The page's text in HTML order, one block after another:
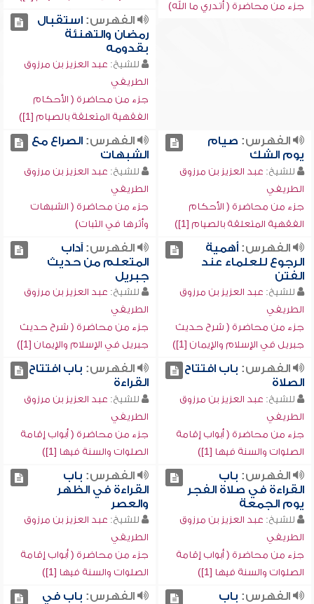
جزء من محاضرة ( أتدري ما الله)
الفهرس:استقبال
رمضان والتهنئة
بقدومه
للشيخ: عبد العزيز بن مرزوق
الطريفي
جزء من محاضرة ( الأحكام
الفقهية المتعلقة بالصيام [1])
الفهرس: صيام
يوم الشك
للشيخ: عبد العزيز بن مرزوق
الطريفي
جزء من محاضرة ( الأحكام
الفقهية المتعلقة بالصيام [1])
الفهرس:الصراع مع
الشبهات
للشيخ: عبد العزيز بن مرزوق
الطريفي
جزء من محاضرة ( الشبهات
وأثرها في الثبات)
الفهرس:أهمية
الرجوع للعلماء عند
الفتن
للشيخ: عبد العزيز بن مرزوق
الطريفي
جزء من محاضرة ( شرح حديث
جبريل في الإسلام والإيمان [1])
الفهرس:آداب
المتعلم من حديث
جبريل
للشيخ: عبد العزيز بن مرزوق
الطريفي
جزء من محاضرة ( شرح حديث
جبريل في الإسلام والإيمان [1])
الفهرس: باب افتتاح
الصلاة
للشيخ: عبد العزيز بن مرزوق
الطريفي
جزء من محاضرة ( أبواب إقامة
الصلوات والسنة فيها [1])
الفهرس: باب افتتاح
القراءة
للشيخ: عبد العزيز بن مرزوق
الطريفي
جزء من محاضرة ( أبواب إقامة
الصلوات والسنة فيها [1])
الفهرس: باب
القراءة في صلاة الفجر
يوم الجمعة
للشيخ: عبد العزيز بن مرزوق
الطريفي
جزء من محاضرة ( أبواب إقامة
الصلوات والسنة فيها [1])
الفهرس: باب
القراءة في الظهر
والعصر
للشيخ: عبد العزيز بن مرزوق
الطريفي
جزء من محاضرة ( أبواب إقامة
الصلوات والسنة فيها [1])
الفهرس: باب
الفهرس: باب في